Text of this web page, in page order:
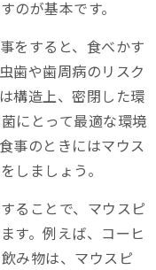
のが基本です。
をすると、食べかす
歯や歯周病のリスク
構造上、密閉した環
にとって最適な環境
事のときにはマウス
しましょう。
ることで、マウスピ
す。例えば、コーヒ
み物は、マウスピ